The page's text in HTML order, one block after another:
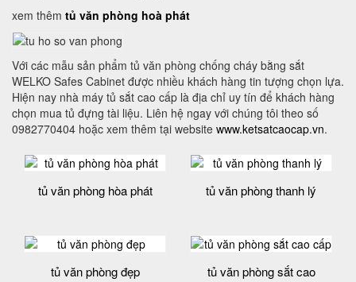
xem thêm tủ văn phòng hoà phát
Với các mẫu sản phẩm tủ văn phòng chống cháy bằng sắt
WELKO Safes Cabinet được nhiều khách hàng tin tượng chọn lựa.
Hiện nay nhà máy tủ sắt cao cấp là địa chỉ uy tín để khách hàng
chọn mua tủ đựng tài liệu. Liên hệ ngay với chúng tôi theo số
0982770404 hoặc xem thêm tại website www.ketsatcaocap.vn.
tủ văn phòng hòa phát tủ văn phòng thanh lý
tủ văn phòng đẹp
tủ văn phòng sắt cao